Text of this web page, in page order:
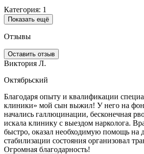
Категория: 1
Показать ещё
Отзывы
Оставить отзыв
Виктория Л.
Октябрьский
Благодаря опыту и квалификации
клиники» мой сын выжил! У него на
начались галлюцинации, бесконечная
искала клинику с выездом нарколога.
быстро, оказал необходимую помощь на
стабилизации состояния организовал
Огромная благодарность!